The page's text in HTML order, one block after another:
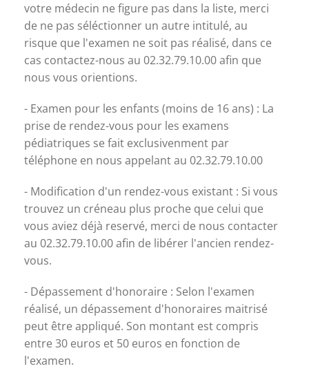
votre médecin ne figure pas dans la liste, merci
de ne pas séléctionner un autre intitulé, au
risque que l'examen ne soit pas réalisé, dans ce
cas contactez-nous au 02.32.79.10.00 afin que
nous vous orientions.
- Examen pour les enfants (moins de 16 ans) : La
prise de rendez-vous pour les examens
pédiatriques se fait exclusivenment par
téléphone en nous appelant au 02.32.79.10.00
- Modification d'un rendez-vous existant : Si vous
trouvez un créneau plus proche que celui que
vous aviez déjà reservé, merci de nous contacter
au 02.32.79.10.00 afin de libérer l'ancien rendez-
vous.
- Dépassement d'honoraire : Selon l'examen
réalisé, un dépassement d'honoraires maitrisé
peut être appliqué. Son montant est compris
entre 30 euros et 50 euros en fonction de
l'examen.